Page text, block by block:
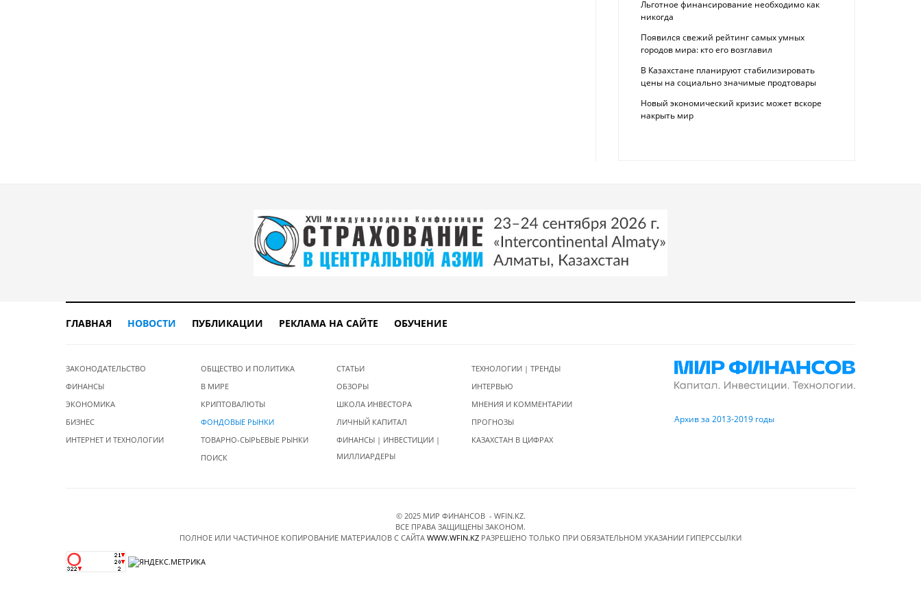
Льготное финансирование необходимо как
никогда
Появился свежий рейтинг самых умных
городов мира: кто его возглавил
В Казахстане планируют стабилизировать
цены на социально значимые продтовары
Новый экономический кризис может вскоре
накрыть мир
ГЛАВНАЯ НОВОСТИ ПУБЛИКАЦИИ РЕКЛАМА НА САЙТЕ ОБУЧЕНИЕ
ЗАКОНОДАТЕЛЬСТВО
ФИНАНСЫ
ЭКОНОМИКА
БИЗНЕС
ИНТЕРНЕТ И ТЕХНОЛОГИИ
ОБЩЕСТВО И ПОЛИТИКА
В МИРЕ
КРИПТОВАЛЮТЫ
ФОНДОВЫЕ РЫНКИ
ТОВАРНО-СЫРЬЕВЫЕ РЫНКИ
ПОИСК
СТАТЬИ
ОБЗОРЫ
ШКОЛА ИНВЕСТОРА
ЛИЧНЫЙ КАПИТАЛ
ФИНАНСЫ | ИНВЕСТИЦИИ |
МИЛЛИАРДЕРЫ
ТЕХНОЛОГИИ | ТРЕНДЫ
ИНТЕРВЬЮ
МНЕНИЯ И КОММЕНТАРИИ
ПРОГНОЗЫ
КАЗАХСТАН В ЦИФРАХ
Архив за 2013-2019 годы
© 2025 МИР ФИНАНСОВ - WFIN.KZ.
ВСЕ ПРАВА ЗАЩИЩЕНЫ ЗАКОНОМ.
ПОЛНОЕ ИЛИ ЧАСТИЧНОЕ КОПИРОВАНИЕ МАТЕРИАЛОВ C САЙТА WWW.WFIN.KZ РАЗРЕШЕНО ТОЛЬКО ПРИ ОБЯЗАТЕЛЬНОМ УКАЗАНИИ ГИПЕРССЫЛКИ